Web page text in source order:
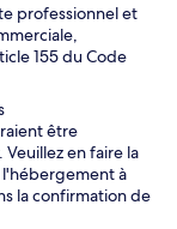
professionnel et
155 du Code
être
en faire la
à
la confirmation de